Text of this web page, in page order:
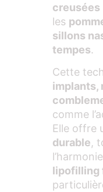
creusées
les
sillons
tempes.
Cette
implants,
comme
Elle offre
durable,
lipofilling